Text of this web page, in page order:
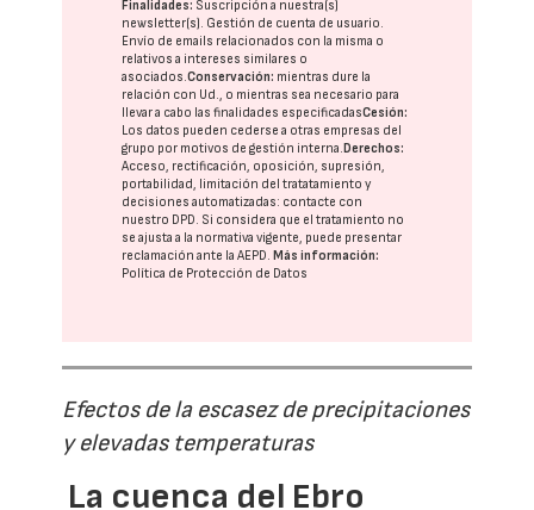
Finalidades: Suscripción a nuestra(s)
newsletter(s). Gestión de cuenta de usuario.
Envío de emails relacionados con la misma o
relativos a intereses similares o
asociados.Conservación: mientras dure la
relación con Ud., o mientras sea necesario para
llevar a cabo las finalidades especificadasCesión:
Los datos pueden cederse a otras empresas del
grupo por motivos de gestión interna. Derechos:
Acceso, rectificación, oposición, supresión,
portabilidad, limitación del tratatamiento y
decisiones automatizadas: contacte con
nuestro DPD. Si considera que el tratamiento no
se ajusta a la normativa vigente, puede presentar
reclamación ante laAEPD. Más información:
Política de Protección de Datos
Efectos de la escasez de precipitaciones
y elevadas temperaturas
La cuenca del Ebro